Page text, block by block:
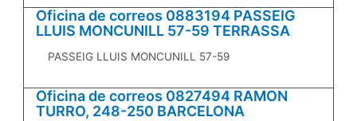
Oficina de correos 0883194 PASSEIG
LLUIS MONCUNILL 57-59 TERRASSA
PASSEIG LLUIS MONCUNILL 57-59
Oficina de correos 0827494 RAMON
TURRO, 248-250 BARCELONA